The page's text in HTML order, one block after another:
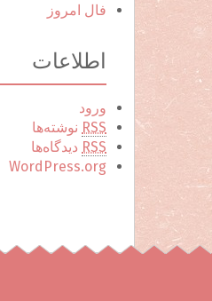
فال امروز
اطلاعات
ورود
RSS نوشته‌ها
RSS دیدگاه‌ها
WordPress.org